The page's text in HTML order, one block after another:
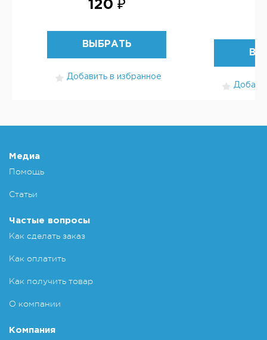
120 ₽
ВЫБРАТЬ
Добавить в избранное
Медиа
Помощь
Статьи
Частые вопросы
Как сделать заказ
Как оплатить
Как получить товар
О компании
Компания